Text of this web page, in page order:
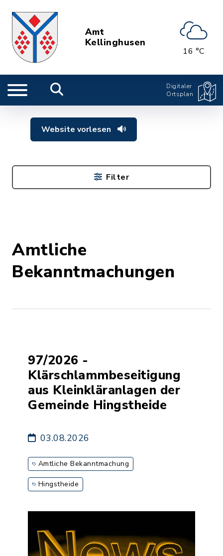
Amt
Kellinghusen
16 °C
Digitaler
Ortsplan
Website vorlesen
Amtliche
Bekanntmachungen
97/2026 -
Klärschlammbeseitigung
aus Kleinkläranlagen der
Gemeinde Hingstheide
03.08.2026
Amtliche Bekanntmachung
Hingstheide
Filter